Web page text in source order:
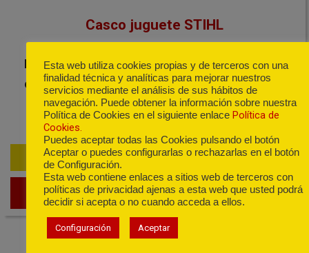
Casco juguete STIHL
Réplica fiel del casco profesional STIHL
original
29,00€
VER PRODUCTO
Esta web utiliza cookies propias y de terceros con una
finalidad técnica y analíticas para mejorar nuestros
servicios mediante el análisis de sus hábitos de
navegación. Puede obtener la información sobre nuestra
Política de Cookies en el siguiente enlace Política de
Cookies.
Puedes aceptar todas las Cookies pulsando el botón
Aceptar o puedes configurarlas o rechazarlas en el botón
de Configuración.
Esta web contiene enlaces a sitios web de terceros con
políticas de privacidad ajenas a esta web que usted podrá
decidir si acepta o no cuando acceda a ellos.
Configuración Aceptar